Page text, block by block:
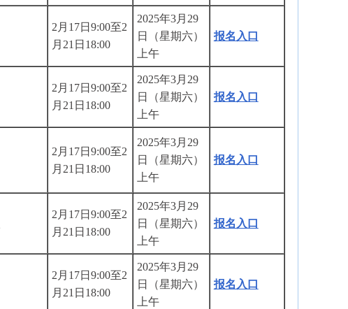
2月17日9:00至2
月21日18:00
2025年3月29
日（星期六）
上午
报名入口
2月17日9:00至2
月21日18:00
2025年3月29
日（星期六）
上午
报名入口
2月17日9:00至2
月21日18:00
2025年3月29
日（星期六）
上午
报名入口
2月17日9:00至2
月21日18:00
2025年3月29
日（星期六）
上午
报名入口
2月17日9:00至2
月21日18:00
2025年3月29
日（星期六）
上午
报名入口